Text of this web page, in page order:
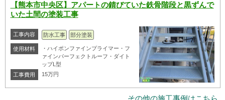
【熊本市中央区】アパートの錆びていた鉄骨階段と黒ずんで
いた土間の塗装工事
工事内容 防水工事 部分塗装
使用材料
・ハイポンファインプライマー・フ
ァインパーフェクトルーフ・ダイト
ップL型
工事費用
15万円